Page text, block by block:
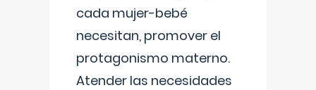
cada mujer-bebé
necesitan, promover el
protagonismo materno.
Atender las necesidades